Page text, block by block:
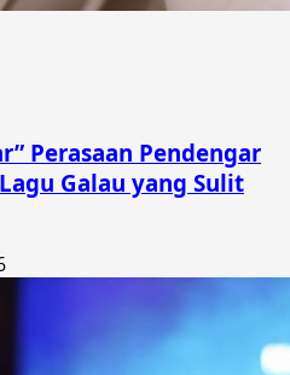
Perasaan Pendengar
Lagu Galau yang Sulit